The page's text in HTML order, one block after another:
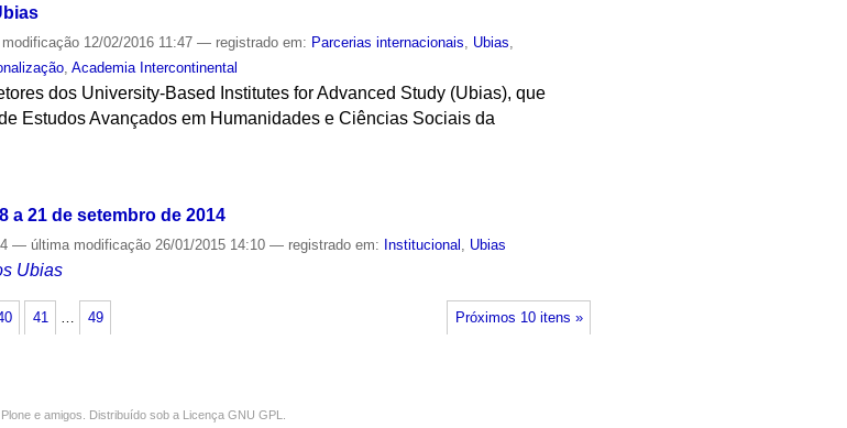
12/02/2016 11:47— registrado em: Parcerias internacionais Ubias
,Academia Intercontinental
dos University-Based Institutes for Advanced Study (Ubias), que
Estudos Avançados em Humanidades e Ciências Sociais da
a 21 de setembro de 2014
— última modificação 26/01/2015 14:10— registrado em: Institucional , Ubias
Ubias
Próximos 10 itens »
41 49
e amigos. Distribuído sob a Licença GNU GPL